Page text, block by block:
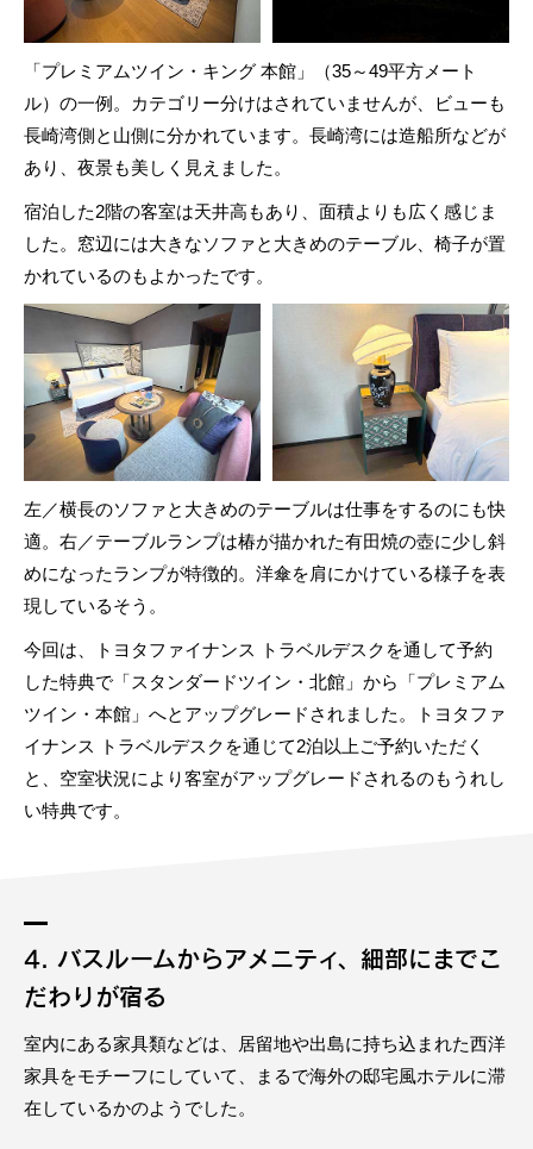
「プレミアムツイン・キング 本館」（35～49平方メート
ル）の一例。カテゴリー分けはされていませんが、ビューも
長崎湾側と山側に分かれています。長崎湾には造船所などが
あり、夜景も美しく見えました。
宿泊した2階の客室は天井高もあり、面積よりも広く感じま
した。窓辺には大きなソファと大きめのテーブル、椅子が置
かれているのもよかったです。
左／横長のソファと大きめのテーブルは仕事をするのにも快
適。右／テーブルランプは椿が描かれた有田焼の壺に少し斜
めになったランプが特徴的。洋傘を肩にかけている様子を表
現しているそう。
今回は、トヨタファイナンス トラベルデスクを通して予約
した特典で「スタンダードツイン・北館」から「プレミアム
ツイン・本館」へとアップグレードされました。トヨタファ
イナンス トラベルデスクを通じて2泊以上ご予約いただく
と、空室状況により客室がアップグレードされるのもうれし
い特典です。
4. バスルームからアメニティ、細部にまでこ
だわりが宿る
室内にある家具類などは、居留地や出島に持ち込まれた西洋
家具をモチーフにしていて、まるで海外の邸宅風ホテルに滞
在しているかのようでした。